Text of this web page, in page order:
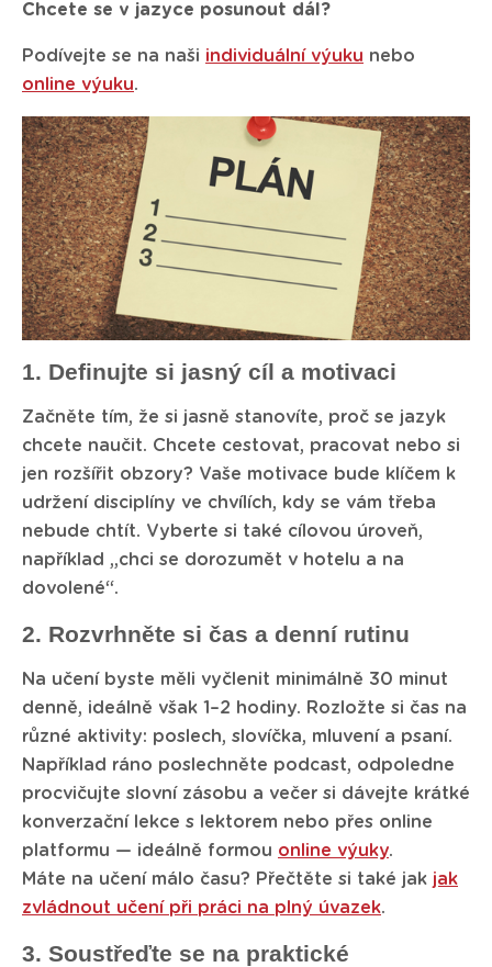
Chcete se v jazyce posunout dál?
Podívejte se na naši individuální výuku nebo
online výuku.
1. Definujte si jasný cíl a motivaci
Začněte tím, že si jasně stanovíte, proč se jazyk
chcete naučit. Chcete cestovat, pracovat nebo si
jen rozšířit obzory? Vaše motivace bude klíčem k
udržení disciplíny ve chvílích, kdy se vám třeba
nebude chtít. Vyberte si také cílovou úroveň,
například „chci se dorozumět v hotelu a na
dovolené“.
2. Rozvrhněte si čas a denní rutinu
Na učení byste měli vyčlenit minimálně 30 minut
denně, ideálně však 1–2 hodiny. Rozložte si čas na
různé aktivity: poslech, slovíčka, mluvení a psaní.
Například ráno poslechněte podcast, odpoledne
procvičujte slovní zásobu a večer si dávejte krátké
konverzační lekce s lektorem nebo přes online
platformu — ideálně formou online výuky.
Máte na učení málo času? Přečtěte si také jak jak
zvládnout učení při práci na plný úvazek.
3. Soustřeďte se na praktické